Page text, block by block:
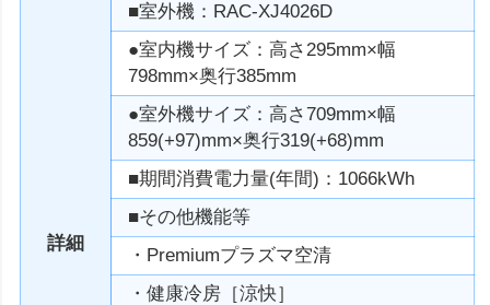
詳細
■室外機：RAC-XJ4026D
●室内機サイズ：高さ295mm×幅
798mm×奥行385mm
●室外機サイズ：高さ709mm×幅
859(+97)mm×奥行319(+68)mm
■期間消費電力量(年間)：1066kWh
■その他機能等
・Premiumプラズマ空清
・健康冷房［涼快］